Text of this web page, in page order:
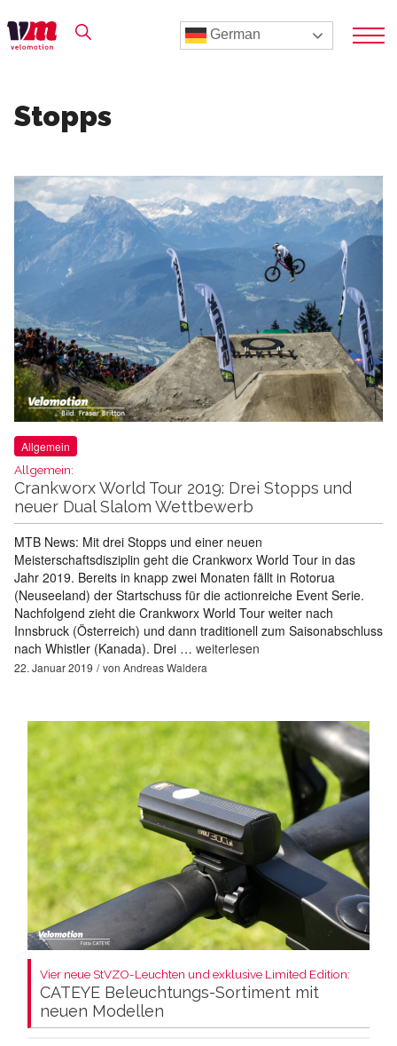
German
Stopps
Allgemein
Allgemein:
Crankworx World Tour 2019: Drei Stopps und
neuer Dual Slalom Wettbewerb
MTB News: Mit drei Stopps und einer neuen
Meisterschaftsdisziplin geht die Crankworx World Tour in das
Jahr 2019. Bereits in knapp zwei Monaten fällt in Rotorua
(Neuseeland) der Startschuss für die actionreiche Event Serie.
Nachfolgend zieht die Crankworx World Tour weiter nach
Innsbruck (Österreich) und dann traditionell zum Saisonabschluss
nach Whistler (Kanada). Drei … weiterlesen
22. Januar 2019 von Andreas Waldera
Vier neue StVZO-Leuchten und exklusive Limited Edition:
CATEYE Beleuchtungs-Sortiment mit
neuen Modellen